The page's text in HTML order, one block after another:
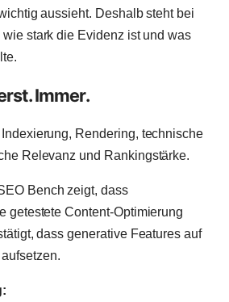
aussieht. Deshalb steht bei
stark die Evidenz ist und was
Immer.
Rendering, technische
Relevanz und Rankingstärke.
Bench zeigt, dass
getestete Content-Optimierung
dass generative Features auf